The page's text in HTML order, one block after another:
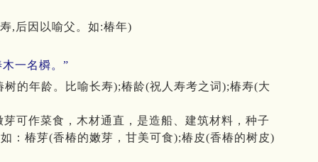
,后因以喻父。如:椿年)
木一名橓。”
的年龄。比喻长寿);椿龄(祝人寿考之词);椿寿(大
可作菜食，木材通直，是造船、建筑材料，种子
：椿芽(香椿的嫩芽，甘美可食);椿皮(香椿的树皮)